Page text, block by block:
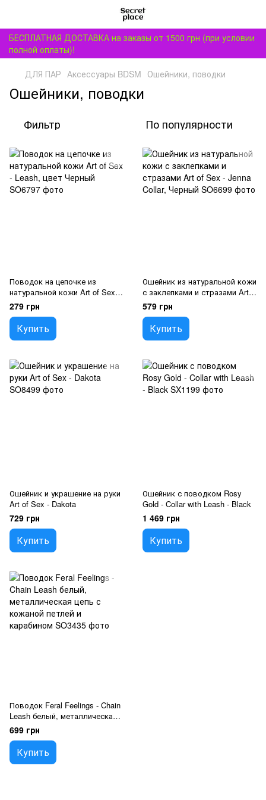
БЕСПЛАТНАЯ ДОСТАВКА на заказы от 1500 грн (при условии
полной оплаты)!
ДЛЯ ПАР Аксессуары BDSM Ошейники, поводки
Ошейники, поводки
Фильтр По популярности
Поводок на цепочке из
натуральной кожи Art of Sex -
Leash, цвет Черный
279 грн
Купить
Ошейник из натуральной кожи
с заклепками и стразами Art
of Sex - Jenna Collar, Черный
579 грн
Купить
Ошейник и украшение на руки
Art of Sex - Dakota
729 грн
Купить
Ошейник с поводком Rosy
Gold - Collar with Leash - Black
1 469 грн
Купить
Поводок Feral Feelings - Chain
Leash белый, металлическая
цепь с кожаной петлей и
карабином
699 грн
Купить